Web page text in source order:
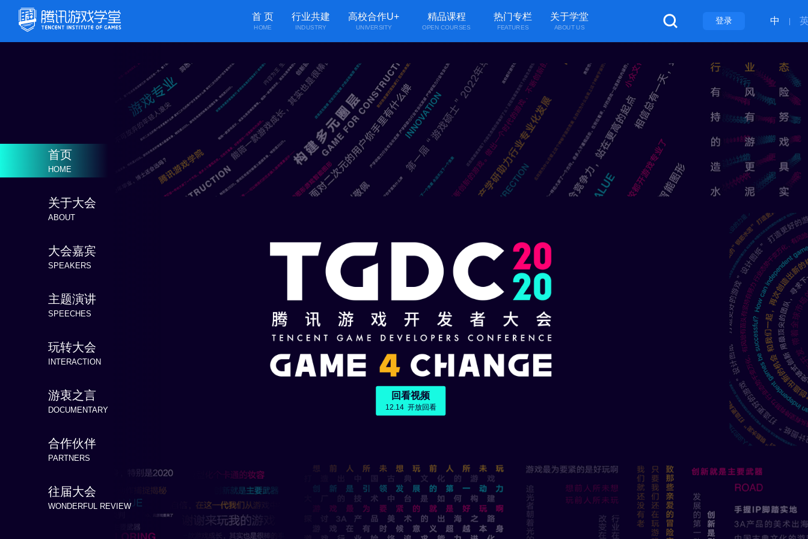
首 页
HOME
行业共建
INDUSTRY
高校合作U+
UNIVERSITY
精品课程
OPEN COURSES
热门专栏
FEATURES
关于学堂
ABOUT US
登录 中
首页
HOME
关于大会
ABOUT
大会嘉宾
SPEAKERS
主题演讲
SPEECHES
玩转大会
INTERACTION
游衷之言
DOCUMENTARY
合作伙伴
PARTNERS
往届大会
WONDERFUL REVIEW 回看视频
12.14 开放回看
0时差 4晚 400+家
追求能力进化
12月8日 19:00
开场致辞：拥抱行业变革机遇，助力新一代游戏开发者 夏琳 腾讯游戏副总裁 腾讯游戏学堂院长
Paint it Black: The Art Direction of Total War: THREE KINGDOMS Pawel Wojs Creative Assembly：Total War Project Art
创作出10年后还被人津津乐道故事的方法论：如何创造出奇妙且独
一个游戏程序员的坚持 —— 论向量化编程 谢怡欣 帕斯亚科技 CTO
相信画中的世界 —— 《英雄联盟》插画经验分享 潘诚伟 拳头游戏 专家级插画师
用情感架设IP的桥梁 —— 从《王者荣耀》IP营销谈起 刘星伦
引擎中台，3A手游研发的助推器 魏楠 腾讯互动娱乐 研发效能部 引擎核心技术组负责人
腾讯互动娱乐 光子工作室群 光速工作室总经理
向阳而生 —— 光线追踪的项目应用 谢渊 腾讯互动娱乐 NExT Studios 高级技术美术师
用技术诠释国风浪漫的归去来
——《天涯明月刀》手游开发历程
刘冰啸 腾讯互动娱乐《天涯明月刀》手游 引擎技术负责人
捕风捉影，让虚拟更现实 —— 动捕在游戏中的开发与应用流程 Kevin Wang 腾讯互动娱乐 光子技术中心 Lead Motion
在高寒处保持温暖 —— Switch游戏优化经验分享 Andy Fong
从画皮到画骨 —— 盘点二次元游戏里的那些黑科技 腾讯互动娱乐 魔方工作室群《王牌战士》项目主美
让现实更理想
—— Mega Photogrammetry基于摄影测量的室外3D大场景重建
李奇 腾讯互动娱乐 NExT Studios 高级工程师
金力 腾讯互动娱乐 NExT Studios 高级技术美术师
探索人脸艺术背后的技术 腾讯互动娱乐 研发效能部 高级技术美术师
可爱又迷人的难搞角色 —— 二次元游戏市场及人群洞察 赵溪 腾讯互动娱乐 市场与用户研究部 高级市场洞察经理
郭亮
基于符号距离场的实时动态漫反射全局光照计算 金小刚 浙江大学-腾讯游戏智能图形创新技术联合实验室主任
游戏的人：跨媒介的玩家群体画像和参与动力机制研究 周逵 中国传媒大学副教授 清华-MIT联合培养博士 《王者荣耀》
观众特权
通过报名的用户，拥有以下特权，大会期间激活使用
兑换礼品
12月11日 10:00-12月18日 24:00开放礼品兑
12月3日-12月10日 扫码邀请好友，一同在线观看
特权二
腾讯文档会员 微云超级会员 QQ音乐豪华绿钻
12月7日-12月10日 观看大会集卡，兑换礼品
2019
READ MORE
2018
READ MORE
2017
READ MORE